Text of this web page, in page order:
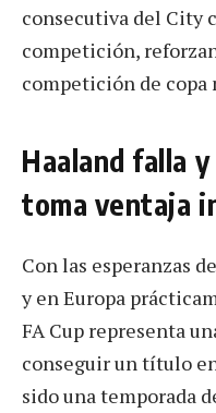
consecutiva del City
competición,
competición de copa
Haaland falla
toma ventaja
Con las esperanzas
y en Europa
FA Cup representa
conseguir un título
sido una temporada